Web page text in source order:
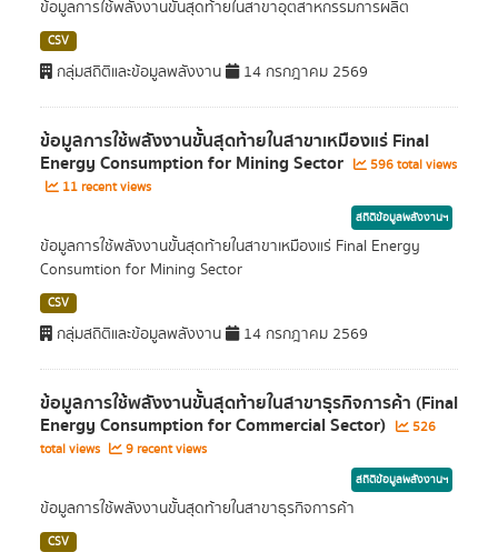
ข้อมูลการใช้พลังงานขั้นสุดท้ายในสาขาอุตสาหกรรมการผลิต
CSV
กลุ่มสถิติและข้อมูลพลังงาน 14 กรกฎาคม 2569
ข้อมูลการใช้พลังงานขั้นสุดท้ายในสาขาเหมืองแร่ Final
Energy Consumption for Mining Sector
596 total views
11 recent views
สถิติข้อมูลพลังงานฯ
ข้อมูลการใช้พลังงานขั้นสุดท้ายในสาขาเหมืองแร่ Final Energy
Consumtion for Mining Sector
CSV
กลุ่มสถิติและข้อมูลพลังงาน 14 กรกฎาคม 2569
ข้อมูลการใช้พลังงานขั้นสุดท้ายในสาขาธุรกิจการค้า (Final
Energy Consumption for Commercial Sector)
526
total views
9 recent views
สถิติข้อมูลพลังงานฯ
ข้อมูลการใช้พลังงานขั้นสุดท้ายในสาขาธุรกิจการค้า
CSV